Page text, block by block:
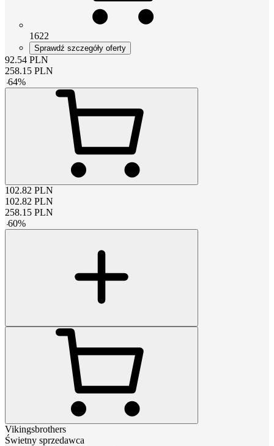
1622
Sprawdź szczegóły oferty
92.54 PLN
258.15 PLN
-64%
102.82 PLN
102.82 PLN
258.15 PLN
-60%
Vikingsbrothers
Świetny sprzedawca